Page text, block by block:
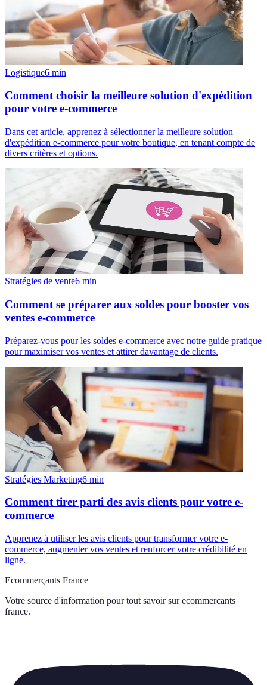
Logistique6 min
Comment choisir la meilleure solution d'expédition
pour votre e-commerce
Dans cet article, apprenez à sélectionner la meilleure solution
d'expédition e-commerce pour votre boutique, en tenant compte de
divers critères et options.
Stratégies de vente6 min
Comment se préparer aux soldes pour booster vos
ventes e-commerce
Préparez-vous pour les soldes e-commerce avec notre guide pratique
pour maximiser vos ventes et attirer davantage de clients.
Stratégies Marketing6 min
Comment tirer parti des avis clients pour votre e-
commerce
Apprenez à utiliser les avis clients pour transformer votre e-
commerce, augmenter vos ventes et renforcer votre crédibilité en
ligne.
Ecommerçants France
Votre source d'information pour tout savoir sur ecommercants
france.